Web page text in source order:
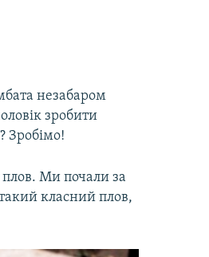
незабаром
зробити
Зробімо!
плов. Ми почали за
класний плов,